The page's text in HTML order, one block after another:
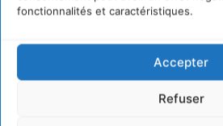
fonctionnalités et caractéristiques.
Accepter
Refuser